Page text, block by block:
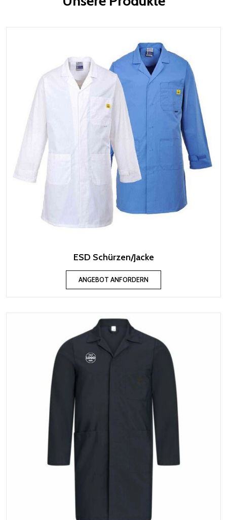
ESD Schürzen/Jacke
ANGEBOT ANFORDERN